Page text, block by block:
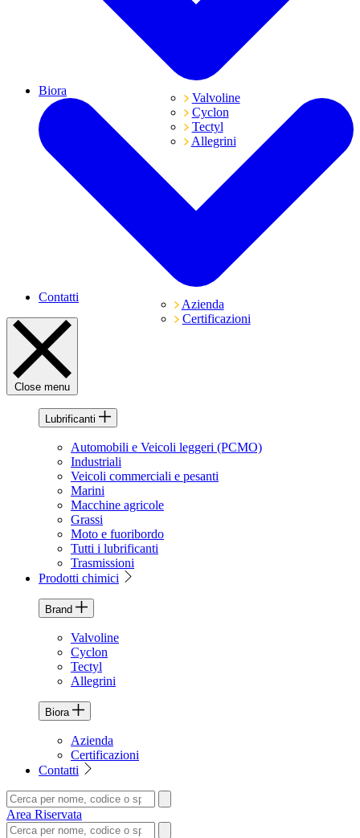
Valvoline
Cyclon
Tectyl
Allegrini
Biora
Azienda
Certificazioni
Contatti
Close menu
Lubrificanti
Automobili e Veicoli leggeri (PCMO)
Industriali
Veicoli commerciali e pesanti
Marini
Macchine agricole
Grassi
Moto e fuoribordo
Tutti i lubrificanti
Trasmissioni
Prodotti chimici
Brand
Valvoline
Cyclon
Tectyl
Allegrini
Biora
Azienda
Certificazioni
Contatti
Area Riservata